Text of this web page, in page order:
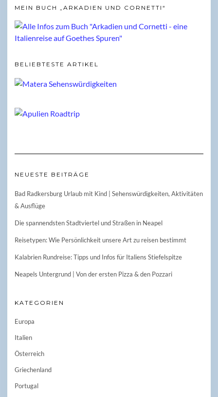
MEIN BUCH „ARKADIEN UND CORNETTI“
BELIEBTESTE ARTIKEL
NEUESTE BEITRÄGE
Bad Radkersburg Urlaub mit Kind | Sehenswürdigkeiten, Aktivitäten
& Ausflüge
Die spannendsten Stadtviertel und Straßen in Neapel
Reisetypen: Wie Persönlichkeit unsere Art zu reisen bestimmt
Kalabrien Rundreise: Tipps und Infos für Italiens Stiefelspitze
Neapels Untergrund | Von der ersten Pizza & den Pozzari
KATEGORIEN
Europa
Italien
Österreich
Griechenland
Portugal